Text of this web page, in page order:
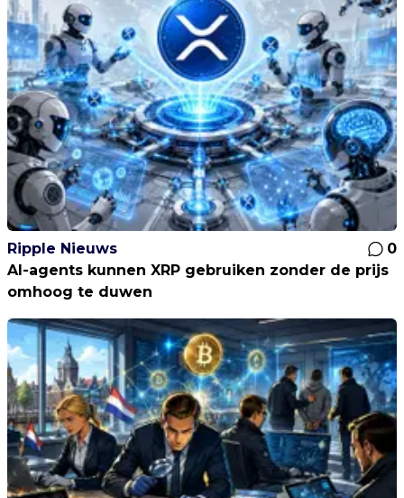
Ripple Nieuws
0
AI-agents kunnen XRP gebruiken zonder de prijs
omhoog te duwen